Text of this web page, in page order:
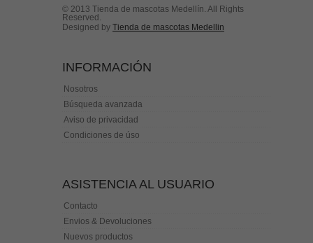
© 2013 Tienda de mascotas Medellín. All Rights
Reserved.
Designed by Tienda de mascotas Medellin
INFORMACIÓN
Nosotros
Búsqueda avanzada
Aviso de privacidad
Condiciones de úso
ASISTENCIA AL USUARIO
Contacto
Envios & Devoluciones
Nuevos productos